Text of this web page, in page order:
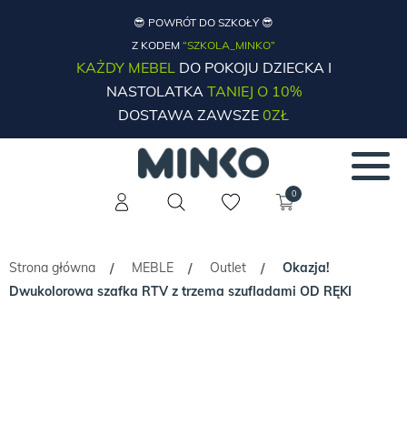
😎 POWRÓT DO SZKOŁY 😎
Z KODEM “SZKOLA_MINKO”
KAŻDY MEBELDO POKOJU DZIECKA I
NASTOLATKATANIEJ O 10%
DOSTAWA ZAWSZE 0ZŁ
0
Strona główna / MEBLE / Outlet /
Okazja!
Dwukolorowa szafka RTV z trzema szufladami OD RĘKI